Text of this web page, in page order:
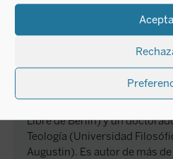
Mariano Delgado
Mariano Delgado nació el 20
posgrado o habilitación en
Libre de Berlín) y un
Teología (Universidad
Augustin). Es autor de más